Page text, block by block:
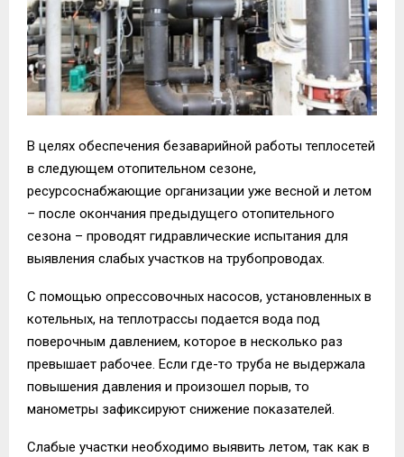
В целях обеспечения безаварийной работы теплосетей
в следующем отопительном сезоне,
ресурсоснабжающие организации уже весной и летом
– после окончания предыдущего отопительного
сезона – проводят гидравлические испытания для
выявления слабых участков на трубопроводах.
С помощью опрессовочных насосов, установленных в
котельных, на теплотрассы подается вода под
поверочным давлением, которое в несколько раз
превышает рабочее. Если где-то труба не выдержала
повышения давления и произошел порыв, то
манометры зафиксируют снижение показателей.
Слабые участки необходимо выявить летом, так как в